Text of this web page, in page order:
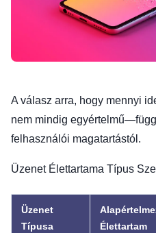
A válasz arra, hogy mennyi
nem mindig
felhasználói magatartástól.
Üzenet Élettartama Típus
Üzenet
Típusa
Élettartam